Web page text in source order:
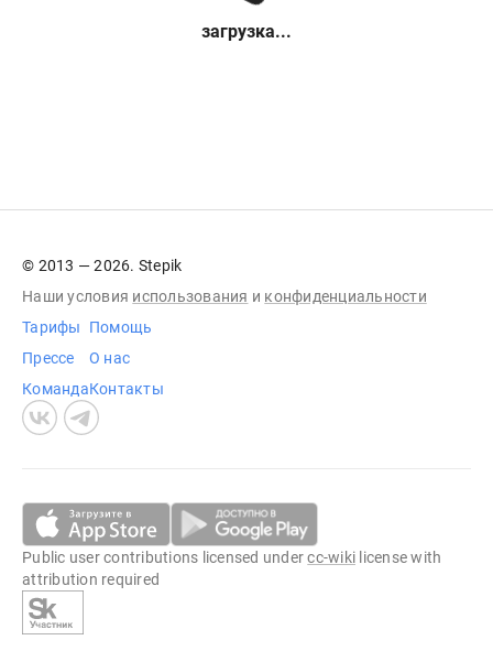
загрузка...
© 2013 — 2026. Stepik
Наши условия использования и конфиденциальности
Тарифы
Прессе
Команда
Помощь
О нас
Контакты
Public user contributions licensed undercc-wiki license with
attribution required